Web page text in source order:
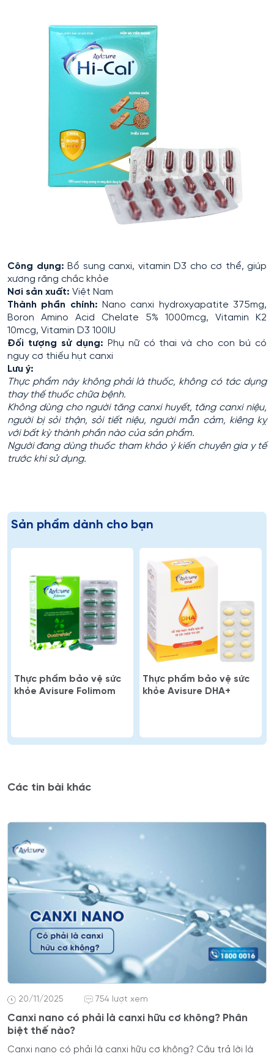
Công dụng: Bổ sung canxi, vitamin D3 cho cơ thể, giúp
xương răng chắc khỏe
Nơi sản xuất: Việt Nam
Thành phần chính: Nano canxi hydroxyapatite 375mg,
Boron Amino Acid Chelate 5% 1000mcg, Vitamin K2
10mcg, Vitamin D3 100IU
Đối tượng sử dụng: Phụ nữ có thai và cho con bú có
nguy cơ thiếu hụt canxi
Lưu ý:
Thực phẩm này không phải là thuốc, không có tác dụng
thay thế thuốc chữa bệnh.
Không dùng cho người tăng canxi huyết, tăng canxi niệu,
người bị sỏi thận, sỏi tiết niệu, người mẫn cảm, kiêng kỵ
với bất kỳ thành phần nào của sản phẩm.
Người đang dùng thuốc tham khảo ý kiến chuyên gia y tế
trước khi sử dụng.
Sản phẩm dành cho bạn
Thực phẩm bảo vệ sức
khỏe Avisure Folimom
Thực phẩm bảo vệ sức
khỏe Avisure DHA+
Các tin bài khác
20/11/2025 754 lượt xem
Canxi nano có phải là canxi hữu cơ không? Phân
biệt thế nào?
Canxi nano có phải là canxi hữu cơ không? Câu trả lời là